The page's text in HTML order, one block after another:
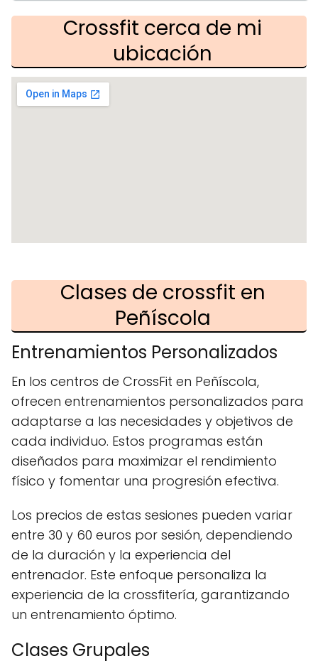
Crossfit cerca de mi
ubicación
Clases de crossfit en
Peñíscola
Entrenamientos Personalizados
En los centros de CrossFit en Peñíscola,
ofrecen entrenamientos personalizados para
adaptarse a las necesidades y objetivos de
cada individuo. Estos programas están
diseñados para maximizar el rendimiento
físico y fomentar una progresión efectiva.
Los precios de estas sesiones pueden variar
entre 30 y 60 euros por sesión, dependiendo
de la duración y la experiencia del
entrenador. Este enfoque personaliza la
experiencia de la crossfitería, garantizando
un entrenamiento óptimo.
Clases Grupales